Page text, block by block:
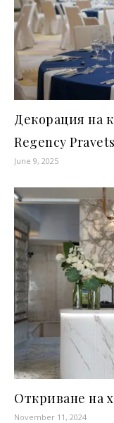
Декорация на
Regency
June 9, 2025
Откриване на
November 11, 2024